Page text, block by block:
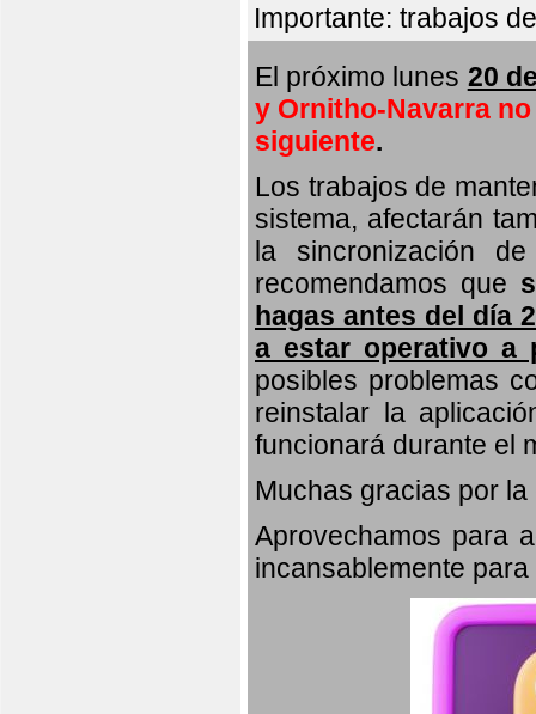
Importante: trabajos
El próximo lunes 20
y Ornitho-Navarra
siguiente.
Los trabajos de
sistema, afectarán
la sincronización
recomendamos que s
hagas antes del día
a estar operativo a
posibles problemas
reinstalar la
funcionará durante el
Muchas gracias por
Aprovechamos para
incansablemente